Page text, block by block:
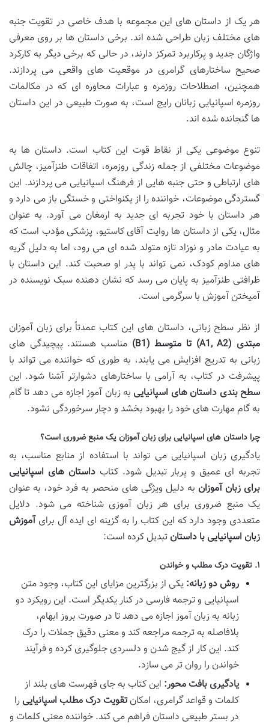
هر یک از داستان های این مجموعه با هدف خاصی در تقویت جنبه
های مختلف زبان طراحی شده اند. برخی داستان ها بر روی معرفی
واژگان جدید و پرکاربرد تمرکز دارند، در حالی که برخی دیگر به کارکرد
صحیح ساختارهای گرامری در موقعیت های واقعی می پردازند.
همچنین، اصطلاحات روزمره و عبارات محاوره ای که در مکالمات
روزمره اسپانیایی زبانان رایج است، به صورت طبیعی در این داستان
ها گنجانده شده اند.
تنوع موضوعی یکی از نقاط قوت این کتاب است. داستان ها به
موضوعات مختلفی از جمله زندگی روزمره، اتفاقات طنزآمیز، چالش
های ارتباطی و حتی جنبه هایی از فرهنگ اسپانیایی می پردازند. این
گستردگی موضوعات، خواننده را از یکنواختی و خستگی باز می دارد و
هر داستان با خود تجربه ای جدید به ارمغان می آورد. به عنوان
مثال، یکی از داستان ها روایت آقای کاستیو، پزشکی مؤدب است که
به عیادت مادر و نوزاد تازه متولد شده ای می رود، اما به دلیل گریه
های مداوم کودک، نمی تواند با پدر او صحبت کند. این داستان با
ظرافتی طنزآمیز به پایان می رسد که نشان دهنده سبک نویسنده در
آمیختن آموزش با سرگرمی است.
از نظر سطح زبانی، داستان های این کتاب عمدتاً برای زبان آموزان
مبتدی (A1, A2) تا متوسط (B1)
مناسب هستند. پیچیدگی های
زبانی به تدریج افزایش می یابند، به طوری که خواننده می تواند با
پیشرفت در کتاب، به آرامی با ساختارهای دشوارتر آشنا شود. این
سطح بندی داستان های اسپانیایی به زبان آموز اجازه می دهد تا گام
به گام مهارت های خود را بهبود بخشد و دچار سرخوردگی نشود.
چرا داستان های اسپانیایی برای زبان آموزان یک منبع ضروری است؟
یادگیری زبان اسپانیایی می تواند با استفاده از منابع مناسب، به
تجربه ای عمیق و پربار تبدیل شود. کتابداستان های اسپانیایی
برای زبان آموزان به دلیل ویژگی های منحصر به فرد خود، به عنوان
یک منبع ضروری برای هر زبان آموزی شناخته می شود. دلایل
متعددی وجود دارد که این کتاب را به گزینه ای ایده آل برایآموزش
زبان اسپانیایی با داستان تبدیل کرده است:
۱. تقویت درک مطلب و خواندن
روش دو زبانه: یکی از بزرگترین مزایای این کتاب، وجود متن
اسپانیایی و ترجمه فارسی در کنار یکدیگر است. این رویکرد دو
زبانه به زبان آموز اجازه می دهد تا در صورت بروز ابهام،
بلافاصله به ترجمه مراجعه کند و معنی دقیق جملات را درک
کند. این کار از گیج شدن و دلسردی جلوگیری کرده و فرآیند
خواندن را روان تر می سازد.
یادگیری بافت محور: این کتاب به جای فهرست های بلند از
کلمات و قواعد گرامری، امکانتقویت درک مطلب اسپانیایی را
در بستر طبیعی داستان فراهم می کند. خواننده معنی کلمات و